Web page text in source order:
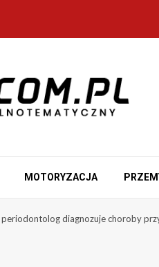
MOTORYZACJA
periodontolog diagnozuje choroby